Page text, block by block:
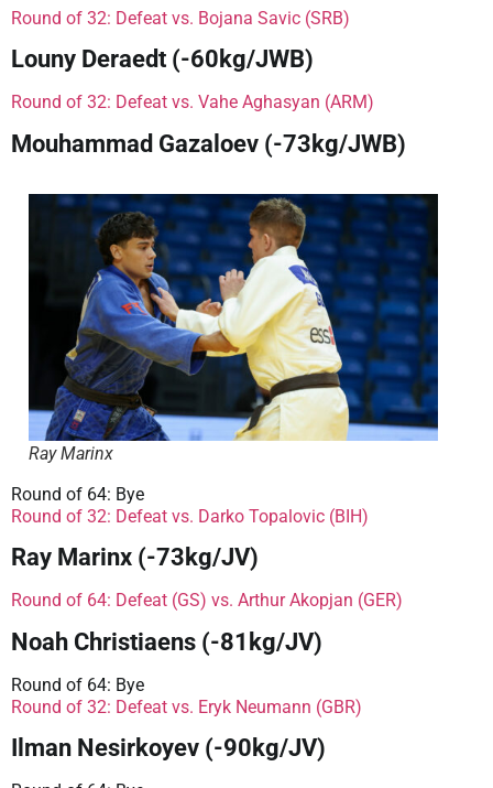
Round of 32: Defeat vs. Bojana Savic (SRB)
Louny Deraedt (-60kg/JWB)
Round of 32: Defeat vs. Vahe Aghasyan (ARM)
Mouhammad Gazaloev (-73kg/JWB)
Ray Marinx
Round of 64: Bye
Round of 32: Defeat vs. Darko Topalovic (BIH)
Ray Marinx (-73kg/JV)
Round of 64: Defeat (GS) vs. Arthur Akopjan (GER)
Noah Christiaens (-81kg/JV)
Round of 64: Bye
Round of 32: Defeat vs. Eryk Neumann (GBR)
Ilman Nesirkoyev (-90kg/JV)